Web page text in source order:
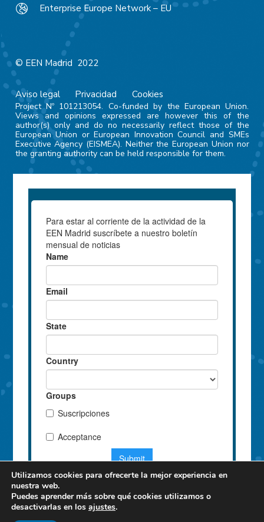
Enterprise Europe Network – EU
© EEN Madrid 2022
Aviso legal Privacidad Cookies
Project Nº 101213054. Co-funded by the European Union.
Views and opinions expressed are however this of the
author(s) only and do no necessarily reflect those of the
European Union or European Innovation Council and SMEs
Executive Agency (EISMEA). Neither the European Union nor
the granting authority can be held responsible for them.
Utilizamos cookies para ofrecerte la mejor experiencia en
nuestra web.
Puedes aprender más sobre qué cookies utilizamos o
desactivarlas en los ajustes.